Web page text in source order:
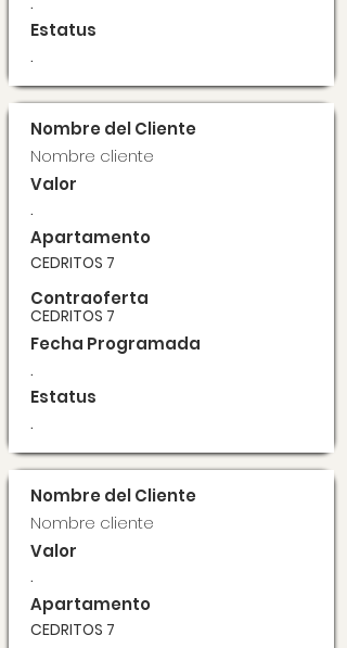
Estatus
.
Nombre del Cliente
Nombre cliente
Valor
.
Apartamento
CEDRITOS 7
Contraoferta
CEDRITOS 7
Fecha Programada
.
Estatus
.
Nombre del Cliente
Nombre cliente
Valor
.
Apartamento
CEDRITOS 7